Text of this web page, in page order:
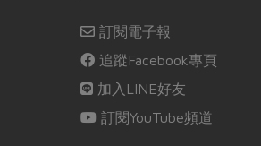
訂閱電子報
追蹤Facebook專頁
加入LINE好友
訂閱YouTube頻道